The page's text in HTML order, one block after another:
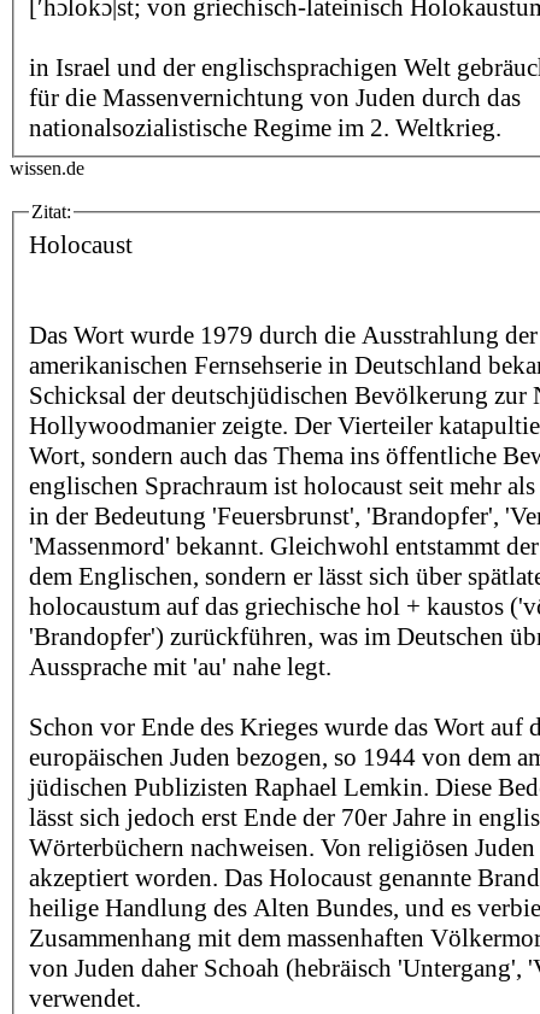
[′hɔlokɔ|st; von griechisch-lateinisch
in Israel und der englischsprachigen Welt
für die Massenvernichtung von Juden durch das
nationalsozialistische Regime im 2. Weltkrieg.
wissen.de
Zitat:
Holocaust
Das Wort wurde 1979 durch die Ausstrahlung
amerikanischen Fernsehserie in Deutschland
Schicksal der deutschjüdischen Bevölkerung zur
Hollywoodmanier zeigte. Der Vierteiler
Wort, sondern auch das Thema ins öffentliche
englischen Sprachraum ist holocaust seit mehr
in der Bedeutung 'Feuersbrunst', 'Brandopfer',
'Massenmord' bekannt. Gleichwohl entstammt
dem Englischen, sondern er lässt sich über
holocaustum auf das griechische hol + kaustos
'Brandopfer') zurückführen, was im Deutschen
Aussprache mit 'au' nahe legt.
Schon vor Ende des Krieges wurde das Wort auf
europäischen Juden bezogen, so 1944 von dem
jüdischen Publizisten Raphael Lemkin. Diese
lässt sich jedoch erst Ende der 70er Jahre in
Wörterbüchern nachweisen. Von religiösen
akzeptiert worden. Das Holocaust genannte
heilige Handlung des Alten Bundes, und es
Zusammenhang mit dem massenhaften
von Juden daher Schoah (hebräisch 'Untergang',
verwendet.